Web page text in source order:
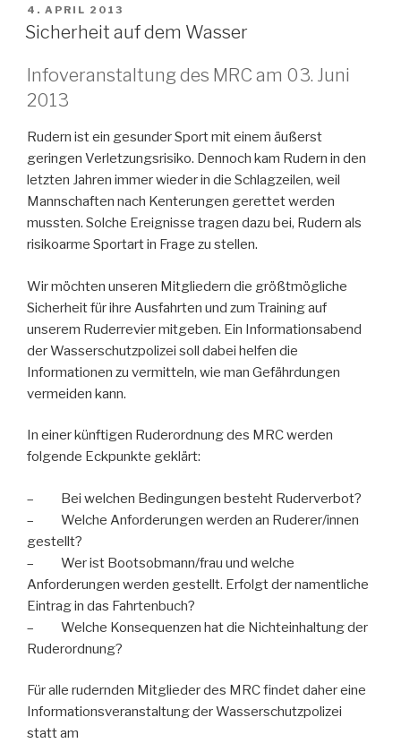
VERÖFFENTLICHT
AM
4. APRIL 2013
Sicherheit auf dem Wasser
Infoveranstaltung des MRC am 03. Juni
2013
Rudern ist ein gesunder Sport mit einem äußerst
geringen Verletzungsrisiko. Dennoch kam Rudern in den
letzten Jahren immer wieder in die Schlagzeilen, weil
Mannschaften nach Kenterungen gerettet werden
mussten. Solche Ereignisse tragen dazu bei, Rudern als
risikoarme Sportart in Frage zu stellen.
Wir möchten unseren Mitgliedern die größtmögliche
Sicherheit für ihre Ausfahrten und zum Training auf
unserem Ruderrevier mitgeben. Ein Informationsabend
der Wasserschutzpolizei soll dabei helfen die
Informationen zu vermitteln, wie man Gefährdungen
vermeiden kann.
In einer künftigen Ruderordnung des MRC werden
folgende Eckpunkte geklärt:
– Bei welchen Bedingungen besteht Ruderverbot?
– Welche Anforderungen werden an Ruderer/innen
gestellt?
– Wer ist Bootsobmann/frau und welche
Anforderungen werden gestellt. Erfolgt der namentliche
Eintrag in das Fahrtenbuch?
– Welche Konsequenzen hat die Nichteinhaltung der
Ruderordnung?
Für alle rudernden Mitglieder des MRC findet daher eine
Informationsveranstaltung der Wasserschutzpolizei
statt am